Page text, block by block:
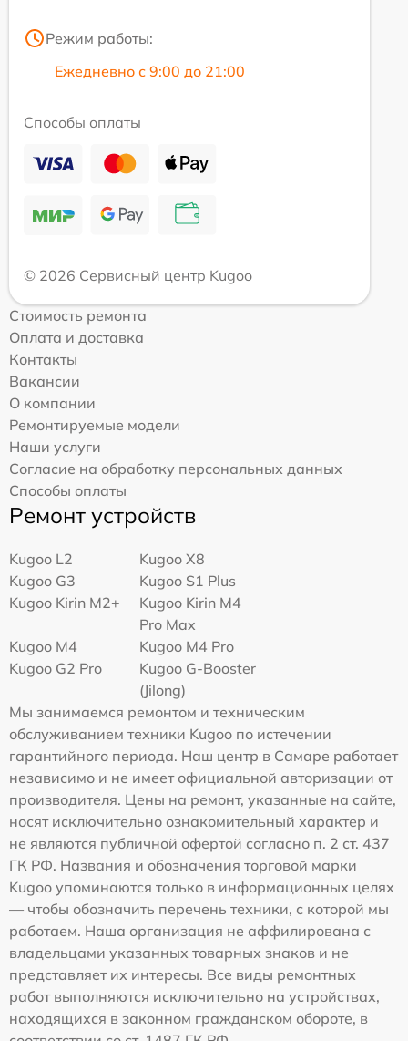
Режим работы:
Ежедневно с 9:00 до 21:00
Способы оплаты
© 2026 Сервисный центр Kugoo
Стоимость ремонта
Оплата и доставка
Контакты
Вакансии
О компании
Ремонтируемые модели
Наши услуги
Согласие на обработку персональных данных
Способы оплаты
Ремонт устройств
Kugoo L2
Kugoo X8
Kugoo G3
Kugoo S1 Plus
Kugoo Kirin M2+
Kugoo Kirin M4
Pro Max
Kugoo M4
Kugoo M4 Pro
Kugoo G2 Pro
Kugoo G-Booster
(Jilong)
Мы занимаемся ремонтом и техническим
обслуживанием техники Kugoo по истечении
гарантийного периода. Наш центр в Самаре работает
независимо и не имеет официальной авторизации от
производителя. Цены на ремонт, указанные на сайте,
носят исключительно ознакомительный характер и
не являются публичной офертой согласно п. 2 ст. 437
ГК РФ. Названия и обозначения торговой марки
Kugoo упоминаются только в информационных целях
— чтобы обозначить перечень техники, с которой мы
работаем. Наша организация не аффилирована с
владельцами указанных товарных знаков и не
представляет их интересы. Все виды ремонтных
работ выполняются исключительно на устройствах,
находящихся в законном гражданском обороте, в